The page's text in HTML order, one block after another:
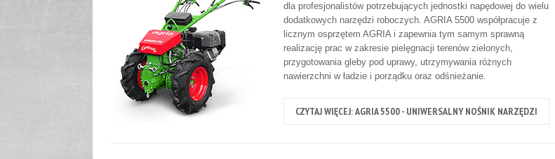
dla profesjonalistów potrzebujących jednostki napędowej do wielu
dodatkowych narzędzi roboczych. AGRIA 5500 współpracuje z
licznym osprzętem AGRIA i zapewnia tym samym sprawną
realizację prac w zakresie pielęgnacji terenów zielonych,
przygotowania gleby pod uprawy, utrzymywania różnych
nawierzchni w ładzie i porządku oraz odśnieżanie.
CZYTAJ WIĘCEJ: AGRIA 5500 - UNIWERSALNY NOŚNIK NARZĘDZI